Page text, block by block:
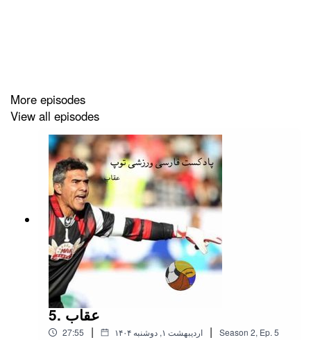
توییتر : x.com/tooppodcastt
اینستاگرام : instagram.com/tooppodcastt
More episodes
View all episodes
5. عقاب
27:55 | ۱۴۰۴ اردیبهشت ۱, دوشنبه | Season 2, Ep. 5